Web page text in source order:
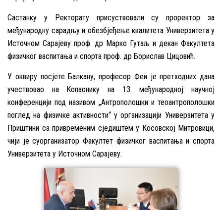
Састанку у Ректорату присуствовали су проректор за
међународну сарадњу и обезбјеђење квалитета Универзитета у
Источном Сарајеву проф. др Марко Гутаљ и декан Факултета
физичког васпитања и спорта проф. др Борислав Цицовић.
У оквиру посјете Балкану, професор Феи је претходних дана
учествовао на Копаонику на 13. међународној научној
конференцији под називом „Антрополошки и теоантрополошки
поглед на физичке активности“ у организацији Универзитета у
Приштини са привременим сједиштем у Косовској Митровици,
чији је суорганизатор Факултет физичког васпитања и спорта
Универзитета у Источном Сарајеву.